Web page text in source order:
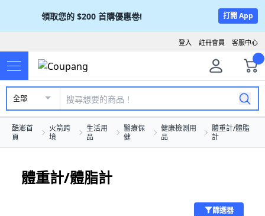
領取您的 $200 首購優惠卷! 打開 App
客服中心
註冊會員
登入
全部
酷澎首
頁
火箭跨
境
生活用
品
醫療保
健
健康檢測用
品
體重計/體脂
計
體重計/體脂計
篩選器